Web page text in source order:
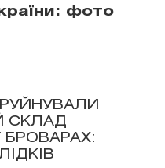
фото
СКЛАД
БРОВАРАХ: